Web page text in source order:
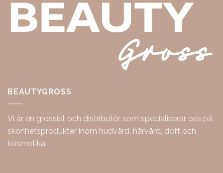
BEAUTYGROSS
Vi är en grossist och distributör som specialiserar oss på
skönhetsprodukter inom hudvård, hårvård, doft och
kosmetika.